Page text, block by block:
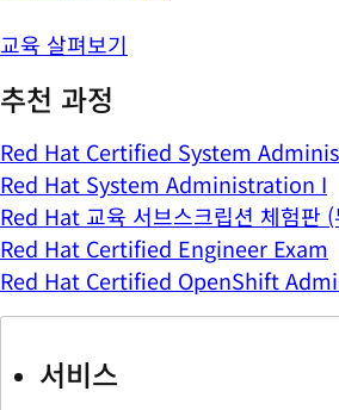
교육 살펴보기
추천 과정
Red Hat Certified System
Red Hat System Administration I
Red Hat 교육 서브스크립션 체험판 (
Red Hat Certified Engineer Exam
Red Hat Certified OpenShift
서비스